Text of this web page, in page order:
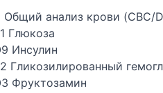
Общий анализ крови
Глюкоза
Инсулин
Гликозилированный
Фруктозамин